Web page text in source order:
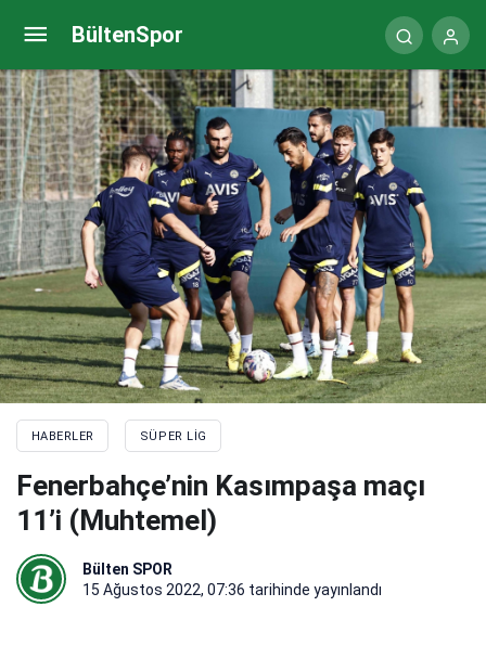
BültenSpor
HABERLER SÜPER LIG
Fenerbahçe’nin Kasımpaşa maçı
11’i (Muhtemel)
Bülten SPOR
15 Ağustos 2022, 07:36 tarihinde yayınlandı
Yasin Kol’dan Alanyaspor-Beşiktaş maçında 3 net
hata!